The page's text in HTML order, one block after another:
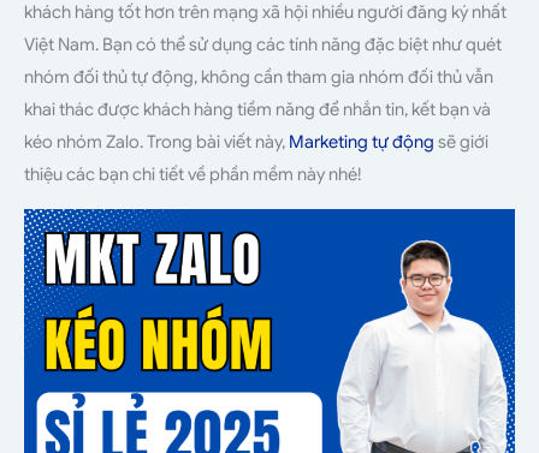
khách hàng tốt hơn trên mạng xã hội nhiều người đăng ký nhất
Việt Nam. Bạn có thể sử dụng các tính năng đặc biệt như quét
nhóm đối thủ tự động, không cần tham gia nhóm đối thủ vẫn
khai thác được khách hàng tiềm năng để nhắn tin, kết bạn và
kéo nhóm Zalo. Trong bài viết này, Marketing tự động sẽ giới
thiệu các bạn chi tiết về phần mềm này nhé!